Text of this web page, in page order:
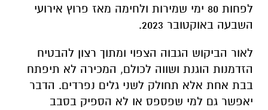
לפחות 80 ימי שמירות ולחימה מאז פרוץ אירועי
השבעה באוקטובר 2023.
לאור הביקוש הגבוה הצפוי ומתוך רצון להבטיח
הזדמנות הוגנת ושווה לכולם, המכירה לא תיפתח
בבת אחת אלא תחולק לשני גלים נפרדים. הדבר
יאפשר גם למי שפספס או לא הספיק בסבב